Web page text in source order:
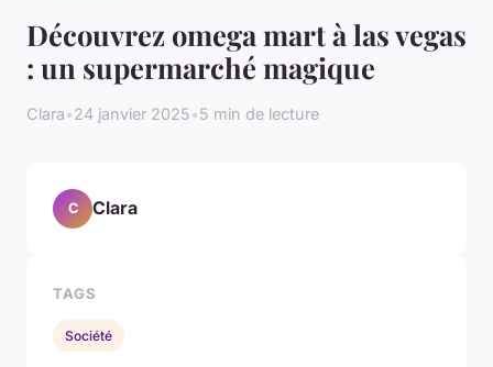
Découvrez omega mart à las vegas
: un supermarché magique
Clara•24 janvier 2025•5 min de lecture
C Clara
TAGS
Société